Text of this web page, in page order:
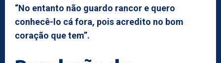
“No entanto não guardo rancor e quero
conhecê-lo cá fora, pois acredito no bom
coração que tem”.